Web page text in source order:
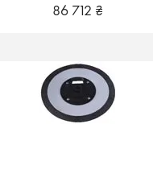
86 712 ₴
86 712 ₴